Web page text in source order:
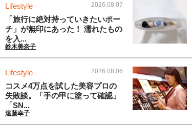
Lifestyle 2026.08.07
「旅行に絶対持っていきたいポー
チ」が無印にあった！ 濡れたもの
を入...
鈴木美奈子
Lifestyle 2026.08.06
コスメ4万点を試した美容プロの
失敗談。「手の甲に塗って確認」
「SN...
遠藤幸子